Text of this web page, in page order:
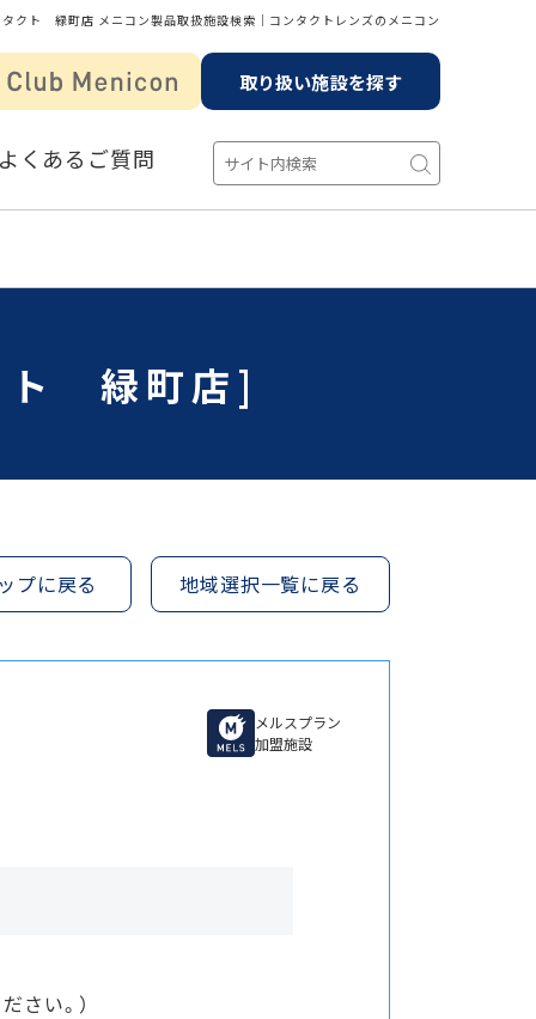
タクト 緑町店 メニコン製品取扱施設検索│コンタクトレンズのメニコン
取り扱い施設を探す
くあるご質問
ト 緑町店]
プに戻る 地域選択一覧に戻る
メルスプラン
加盟施設
さい。）